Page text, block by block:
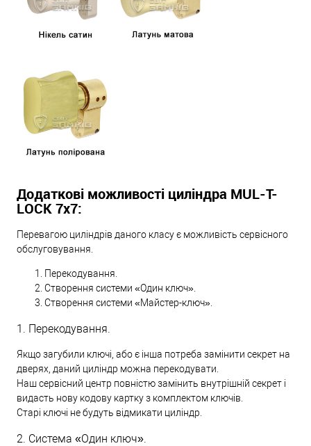
Додаткові можливості циліндра MUL-T-
LOCK 7х7:
Перевагою циліндрів даного класу є можливість сервісного
обслуговування.
Перекодування.
Створення системи «Один ключ».
Створення системи «Майстер-ключ».
1. Перекодування.
Якщо загубили ключі, або є інша потреба замінити секрет на
дверях, даний циліндр можна перекодувати.
Наш сервісний центр повністю замінить внутрішній секрет і
видасть нову кодову картку з комплектом ключів.
Старі ключі не будуть відмикати циліндр.
2. Система «Один ключ».